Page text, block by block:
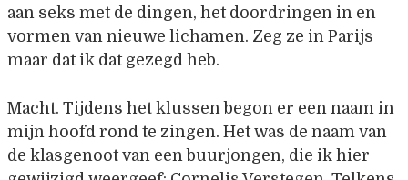
aan seks met de dingen, het doordringen in en
vormen van nieuwe lichamen. Zeg ze in Parijs
maar dat ik dat gezegd heb.
Macht. Tijdens het klussen begon er een naam in
mijn hoofd rond te zingen. Het was de naam van
de klasgenoot van een buurjongen, die ik hier